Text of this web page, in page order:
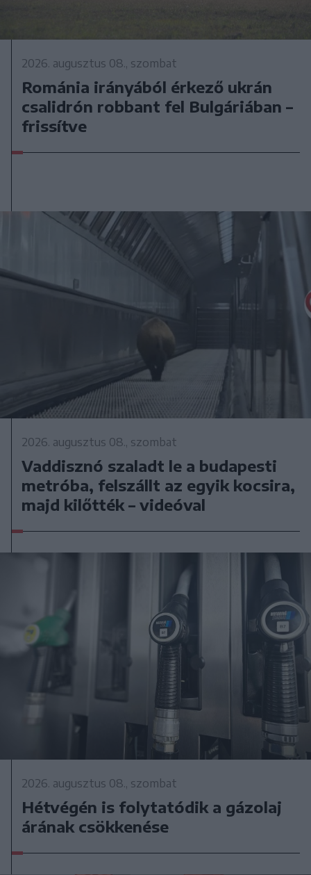
2026. augusztus 08., szombat
Románia irányából érkező ukrán
csalidrón robbant fel Bulgáriában –
frissítve
2026. augusztus 08., szombat
Vaddisznó szaladt le a budapesti
metróba, felszállt az egyik kocsira,
majd kilőtték – videóval
2026. augusztus 08., szombat
Hétvégén is folytatódik a gázolaj
árának csökkenése